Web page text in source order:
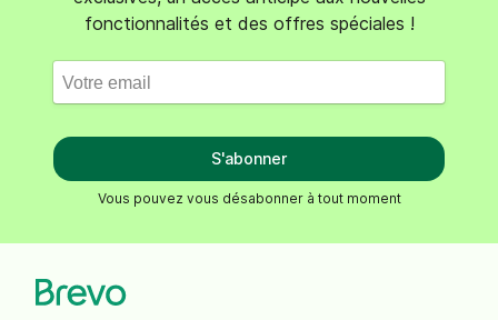
fonctionnalités et des offres spéciales !
S'abonner
Vous pouvez vous désabonner à tout moment